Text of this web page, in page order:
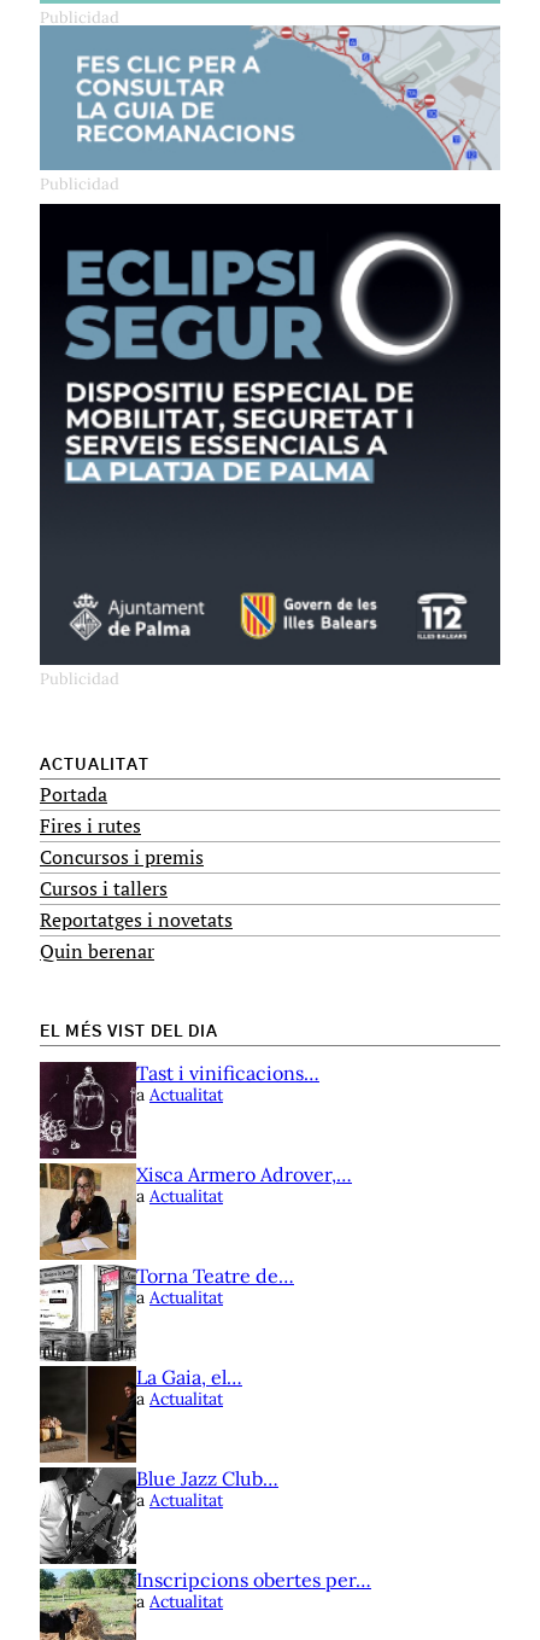
ACTUALITAT
Portada
Fires i rutes
Concursos i premis
Cursos i tallers
Reportatges i novetats
Quin berenar
EL MÉS VIST DEL DIA
Tast i vinificacions…
a Actualitat
Xisca Armero Adrover,…
a Actualitat
Torna Teatre de…
a Actualitat
La Gaia, el…
a Actualitat
Blue Jazz Club…
a Actualitat
Inscripcions obertes per…
a Actualitat